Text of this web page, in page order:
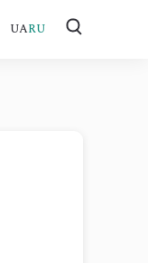
UARU